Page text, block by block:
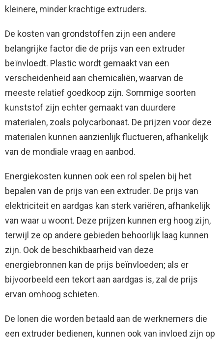
kleinere, minder krachtige extruders.
De kosten van grondstoffen zijn een andere
belangrijke factor die de prijs van een extruder
beïnvloedt. Plastic wordt gemaakt van een
verscheidenheid aan chemicaliën, waarvan de
meeste relatief goedkoop zijn. Sommige soorten
kunststof zijn echter gemaakt van duurdere
materialen, zoals polycarbonaat. De prijzen voor deze
materialen kunnen aanzienlijk fluctueren, afhankelijk
van de mondiale vraag en aanbod.
Energiekosten kunnen ook een rol spelen bij het
bepalen van de prijs van een extruder. De prijs van
elektriciteit en aardgas kan sterk variëren, afhankelijk
van waar u woont. Deze prijzen kunnen erg hoog zijn,
terwijl ze op andere gebieden behoorlijk laag kunnen
zijn. Ook de beschikbaarheid van deze
energiebronnen kan de prijs beïnvloeden; als er
bijvoorbeeld een tekort aan aardgas is, zal de prijs
ervan omhoog schieten.
De lonen die worden betaald aan de werknemers die
een extruder bedienen, kunnen ook van invloed zijn op